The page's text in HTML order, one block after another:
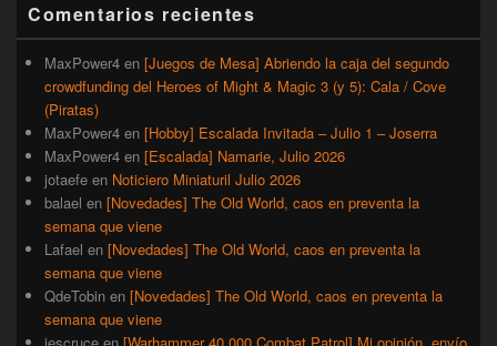
lateral
primaria
Comentarios recientes
MaxPower4 en [Juegos de Mesa] Abriendo la caja del segundo
crowdfunding del Heroes of Might & Magic 3 (y 5): Cala / Cove
(Piratas)
MaxPower4 en [Hobby] Escalada Invitada – Julio 1 – Joserra
MaxPower4 en [Escalada] Namarie, Julio 2026
jotaefe en Noticiero Miniaturil Julio 2026
balael en [Novedades] The Old World, caos en preventa la
semana que viene
Lafael en [Novedades] The Old World, caos en preventa la
semana que viene
QdeTobin en [Novedades] The Old World, caos en preventa la
semana que viene